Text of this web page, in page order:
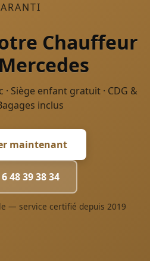
Chauffeur
Siège enfant gratuit · CDG &
inclus
maintenant
48 39 38 34
— service certifié depuis 2019